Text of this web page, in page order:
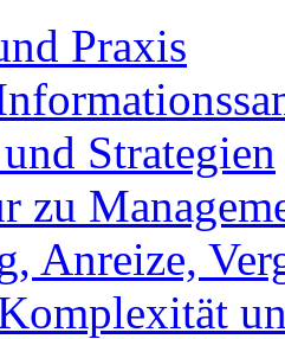
Praxis
Strategien
zu
Anreize,